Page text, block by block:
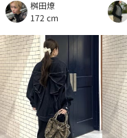
桝田燎
172 cm